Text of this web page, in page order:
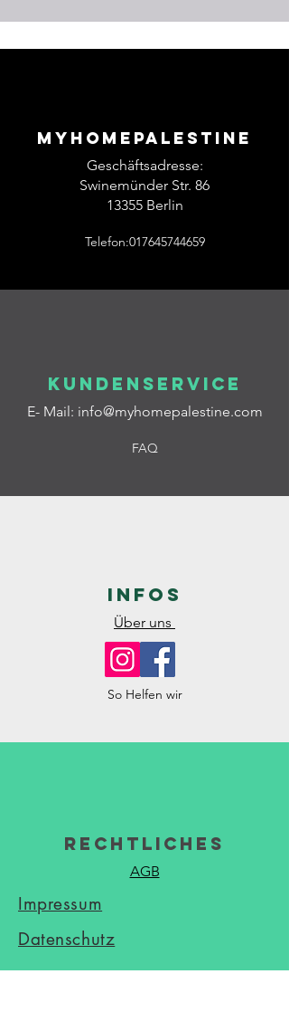
Myhomepalestine
Geschäftsadresse:
Swinemünder Str. 86
13355 Berlin
Telefon:017645744659
Kundenservice
E- Mail: info@myhomepalestine.com
FAQ
Infos
Über uns
So Helfen wir
Rechtliches
AGB
Impressum
Datenschutz